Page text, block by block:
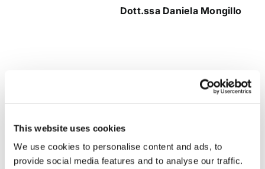
This website uses cookies
We use cookies to personalise content and ads, to
provide social media features and to analyse our traffic.
Dott.ssa Daniela Mongillo